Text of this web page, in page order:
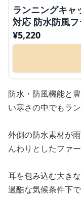
ランニングキ
対応 防水防風
¥5,220
防水・防風機能と
い寒さの中でもラ
外側の防水素材が
んわりとしたファ
耳を包み込む大き
過酷な気候条件下